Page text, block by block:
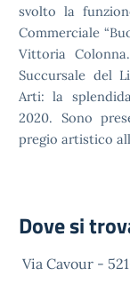
svolto la
Commerciale
Vittoria
Succursale del
Arti: la
2020. Sono
pregio artistico
Dove si
Via Cavour -